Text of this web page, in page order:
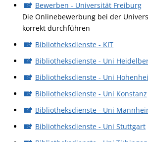
Bewerben - Universität Freiburg
Die Onlinebewerbung bei der
korrekt durchführen
Bibliotheksdienste - KIT
Bibliotheksdienste - Uni
Bibliotheksdienste - Uni
Bibliotheksdienste - Uni Konstanz
Bibliotheksdienste - Uni
Bibliotheksdienste - Uni Stuttgart